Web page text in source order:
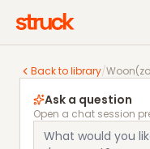
Back to library/
Woon(zorg)visie
Ask a question
Open a chat session